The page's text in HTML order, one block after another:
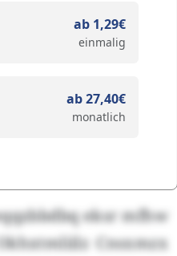
ab 1,29€
einmalig
ab 27,40€
monatlich
eksr mfhw
Cnsxmzx